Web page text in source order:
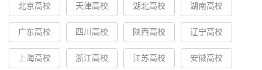
北京高校 天津高校 湖北高校 湖南高校
广东高校 四川高校 陕西高校 辽宁高校
上海高校 浙江高校 江苏高校 安徽高校